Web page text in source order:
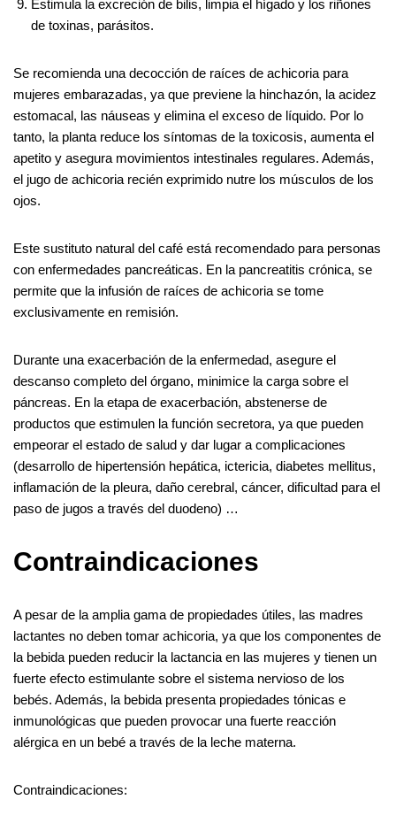
Estimula la excreción de bilis, limpia el hígado y los riñones
de toxinas, parásitos.
Se recomienda una decocción de raíces de achicoria para
mujeres embarazadas, ya que previene la hinchazón, la acidez
estomacal, las náuseas y elimina el exceso de líquido. Por lo
tanto, la planta reduce los síntomas de la toxicosis, aumenta el
apetito y asegura movimientos intestinales regulares. Además,
el jugo de achicoria recién exprimido nutre los músculos de los
ojos.
Este sustituto natural del café está recomendado para personas
con enfermedades pancreáticas. En la pancreatitis crónica, se
permite que la infusión de raíces de achicoria se tome
exclusivamente en remisión.
Durante una exacerbación de la enfermedad, asegure el
descanso completo del órgano, minimice la carga sobre el
páncreas. En la etapa de exacerbación, abstenerse de
productos que estimulen la función secretora, ya que pueden
empeorar el estado de salud y dar lugar a complicaciones
(desarrollo de hipertensión hepática, ictericia, diabetes mellitus,
inflamación de la pleura, daño cerebral, cáncer, dificultad para el
paso de jugos a través del duodeno) …
Contraindicaciones
A pesar de la amplia gama de propiedades útiles, las madres
lactantes no deben tomar achicoria, ya que los componentes de
la bebida pueden reducir la lactancia en las mujeres y tienen un
fuerte efecto estimulante sobre el sistema nervioso de los
bebés. Además, la bebida presenta propiedades tónicas e
inmunológicas que pueden provocar una fuerte reacción
alérgica en un bebé a través de la leche materna.
Contraindicaciones: